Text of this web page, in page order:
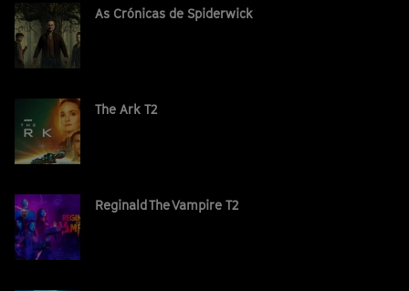
As Crónicas de Spiderwick
The Ark T2
Reginald The Vampire T2